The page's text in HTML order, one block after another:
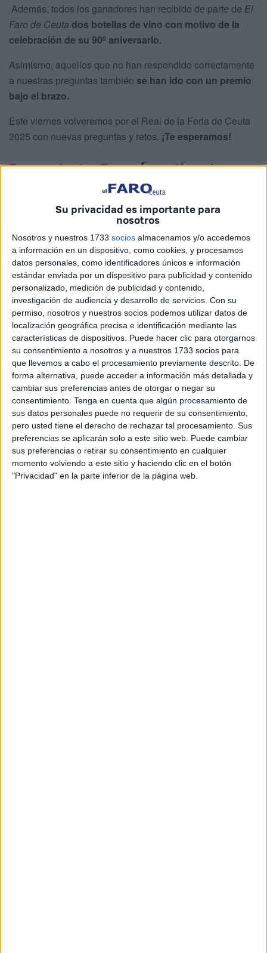
Su privacidad es importante para
nosotros
Nosotros y nuestros 1733 socios almacenamos y/o accedemos
a información en un dispositivo, como cookies, y procesamos
datos personales, como identificadores únicos e información
estándar enviada por un dispositivo para publicidad y contenido
personalizado, medición de publicidad y contenido,
investigación de audiencia y desarrollo de servicios. Con su
permiso, nosotros y nuestros socios podemos utilizar datos de
localización geográfica precisa e identificación mediante las
características de dispositivos. Puede hacer clic para otorgarnos
su consentimiento a nosotros y a nuestros 1733 socios para
que llevemos a cabo el procesamiento previamente descrito. De
forma alternativa, puede acceder a información más detallada y
cambiar sus preferencias antes de otorgar o negar su
consentimiento. Tenga en cuenta que algún procesamiento de
sus datos personales puede no requerir de su consentimiento,
pero usted tiene el derecho de rechazar tal procesamiento. Sus
preferencias se aplicarán solo a este sitio web. Puede cambiar
sus preferencias o retirar su consentimiento en cualquier
momento volviendo a este sitio y haciendo clic en el botón
"Privacidad" en la parte inferior de la página web.
Además, todos los ganadores han recibido de parte de El
Faro de Ceuta dos botellas de vino con motivo de la
celebración de su 90º aniversario.
Asimismo, aquellos que no han respondido correctamente
a nuestras preguntas también se han ido con un premio
bajo el brazo.
Este viernes volveremos por el Real de la Feria de Ceuta
2025 con nuevas preguntas y retos. ¡Te esperamos!
Pregunta 1. ¿En qué continente se
encuentra Ceuta? Respuesta: Ana
Rodríguez
Esta joven no ha dudado ni un momento sobre cual era la
respuesta correcta: África. Por eso, se ha llevado de
premio una funda de ordenador de mmMimóvil.
Pregunta 2. ¿Qué animal es símbolo